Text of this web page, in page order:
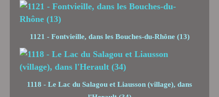
1121 - Fontvieille, dans les Bouches-du-Rhône (13)
1118 - Le Lac du Salagou et Liausson (village), dans